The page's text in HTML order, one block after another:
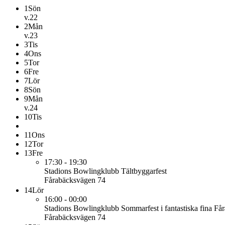
1 Sön
v.22
2Mån
v.23
3Tis
4Ons
5Tor
6Fre
7Lör
8Sön
9Mån
v.24
10Tis
11Ons
12Tor
13Fre
17:30 - 19:30
Stadions Bowlingklubb Tältbyggarfest
Fårabäcksvägen 74
14Lör
16:00 - 00:00
Stadions Bowlingklubb Sommarfest i fantastiska fina
Fårabäcksvägen 74